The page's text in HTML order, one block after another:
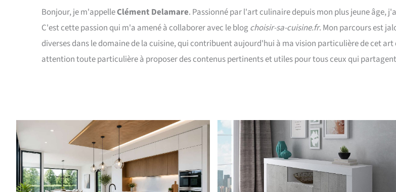
Bonjour, je m'appelleClément Delamare. Passionné par l'art culinaire depuis mon plus jeune âge,
C'est cette passion qui m'a amené à collaborer avec le blogchoisir-sa-cuisine.fr. Mon parcours est
diverses dans le domaine de la cuisine, qui contribuent aujourd'hui à ma vision particulière de cet
attention toute particulière à proposer des contenus pertinents et utiles pour tous ceux qui